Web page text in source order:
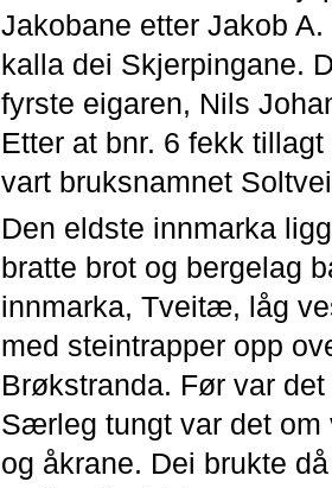
Jakobane etter Jakob
kalla dei Skjerpingane.
fyrste eigaren, Nils
Etter at bnr. 6 fekk
vart bruksnamnet
Den eldste innmarka
bratte brot og bergelag
innmarka, Tveitæ, låg
med steintrapper opp
Brøkstranda. Før var
Særleg tungt var det om
og åkrane. Dei brukte